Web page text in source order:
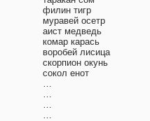
филин тигр
муравей осетр
аист медведь
комар карась
воробей лисица
скорпион окунь
сокол енот
…
…
…
…